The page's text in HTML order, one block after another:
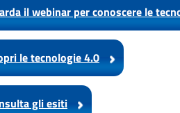
il webinar per conoscere le
le tecnologie 4.0
gli esiti